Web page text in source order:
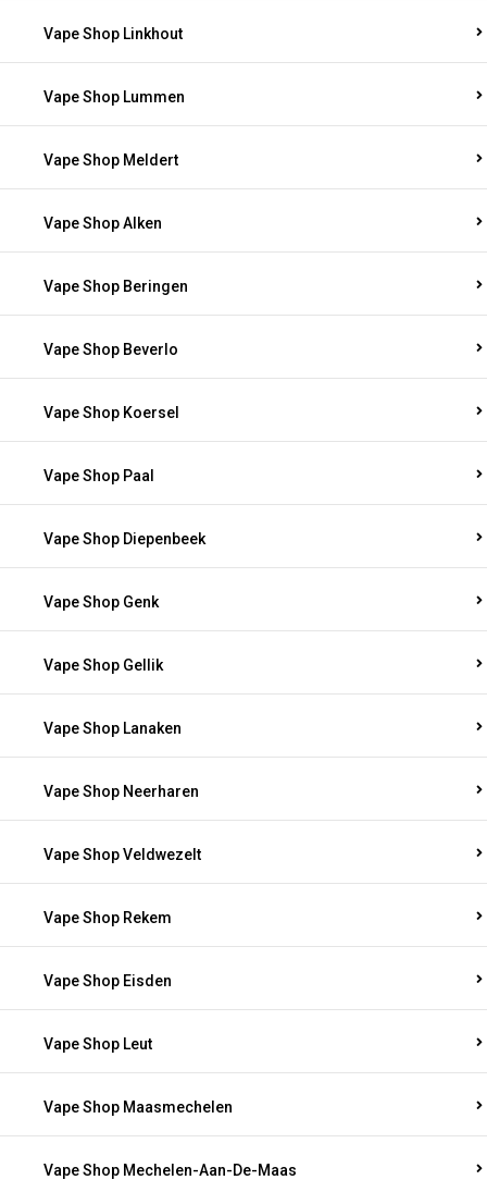
Vape Shop Linkhout
Vape Shop Lummen
Vape Shop Meldert
Vape Shop Alken
Vape Shop Beringen
Vape Shop Beverlo
Vape Shop Koersel
Vape Shop Paal
Vape Shop Diepenbeek
Vape Shop Genk
Vape Shop Gellik
Vape Shop Lanaken
Vape Shop Neerharen
Vape Shop Veldwezelt
Vape Shop Rekem
Vape Shop Eisden
Vape Shop Leut
Vape Shop Maasmechelen
Vape Shop Mechelen-Aan-De-Maas